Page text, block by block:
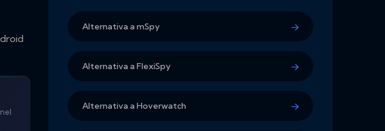
Alternativa a mSpy
Alternativa a FlexiSpy
Alternativa a Hoverwatch